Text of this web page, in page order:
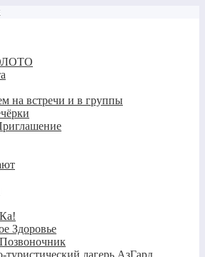
на встречи и в группы
Здоровье
туристический лагерь АзГард